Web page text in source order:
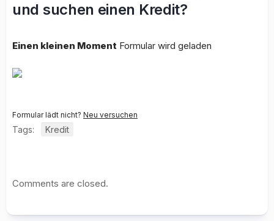
und suchen einen Kredit?
Einen kleinen Moment Formular wird geladen
Formular lädt nicht? Neu versuchen
Tags: Kredit
Comments are closed.